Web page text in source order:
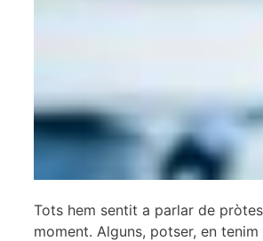
Tots hem sentit a parlar de
moment. Alguns, potser, en tenim